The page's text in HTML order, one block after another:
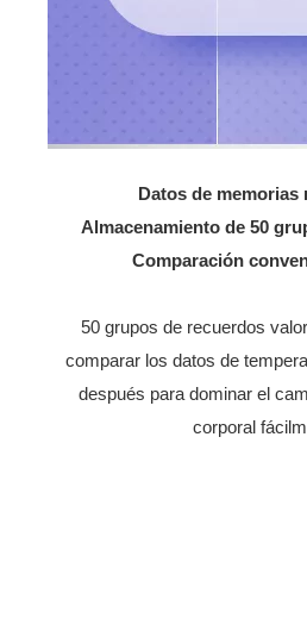
Datos de memorias
Almacenamiento de 50
Comparación
50 grupos de recuerdos
comparar los datos de
después para dominar el
corporal